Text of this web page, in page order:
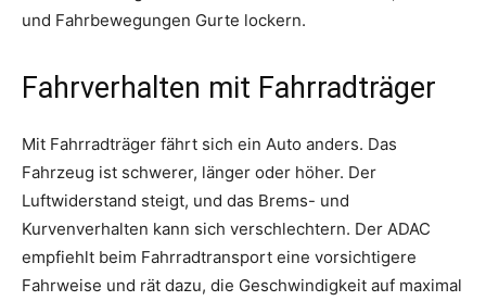
und Fahrbewegungen Gurte lockern.
Fahrverhalten mit Fahrradträger
Mit Fahrradträger fährt sich ein Auto anders. Das
Fahrzeug ist schwerer, länger oder höher. Der
Luftwiderstand steigt, und das Brems- und
Kurvenverhalten kann sich verschlechtern. Der ADAC
empfiehlt beim Fahrradtransport eine vorsichtigere
Fahrweise und rät dazu, die Geschwindigkeit auf maximal